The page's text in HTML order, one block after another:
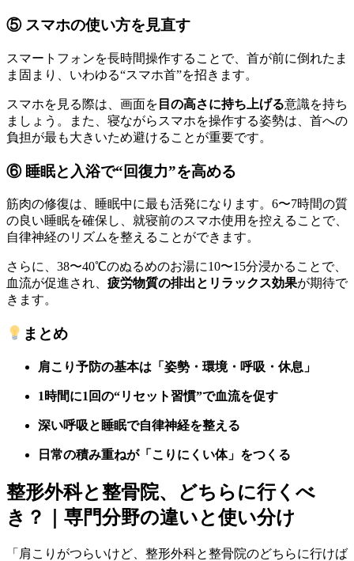
⑤ スマホの使い方を見直す
スマートフォンを長時間操作することで、首が前に倒れたま
ま固まり、いわゆる“スマホ首”を招きます。
スマホを見る際は、画面を 目の高さに持ち上げる意識を持ち
ましょう。また、寝ながらスマホを操作する姿勢は、首への
負担が最も大きいため避けることが重要です。
⑥ 睡眠と入浴で“回復力”を高める
筋肉の修復は、睡眠中に最も活発になります。6〜7時間の質
の良い睡眠を確保し、就寝前のスマホ使用を控えることで、
自律神経のリズムを整えることができます。
さらに、38〜40℃のぬるめのお湯に10〜15分浸かることで、
血流が促進され、 疲労物質の排出とリラックス効果が期待で
きます。
まとめ
肩こり予防の基本は「姿勢・環境・呼吸・休息」
1時間に1回の“リセット習慣”で血流を促す
深い呼吸と睡眠で自律神経を整える
日常の積み重ねが「こりにくい体」をつくる
整形外科と整骨院、どちらに行くべ
き？｜専門分野の違いと使い分け
「肩こりがつらいけど、整形外科と整骨院のどちらに行けば